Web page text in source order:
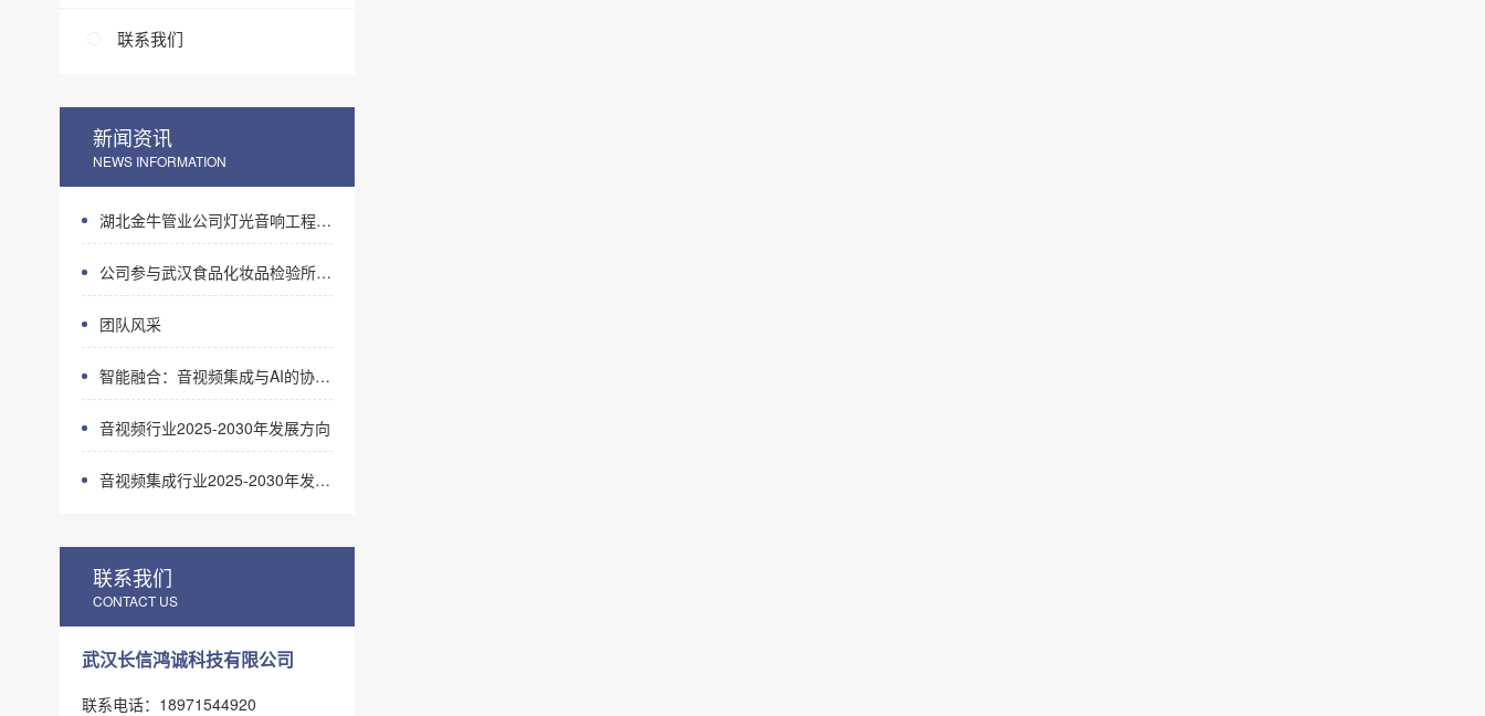
联系我们
新闻资讯
NEWS INFORMATION
湖北金牛管业公司灯光音响工程案例
公司参与武汉食品化妆品检验所音视频设计施工项目
团队风采
智能融合：音视频集成与AI的协同进化之路
音视频行业2025-2030年发展方向
音视频集成行业2025-2030年发展预测与趋势
联系我们
CONTACT US
武汉长信鸿诚科技有限公司
联系电话：18971544920